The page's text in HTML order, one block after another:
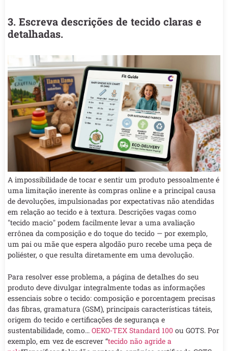
3. Escreva descrições de tecido claras e
detalhadas.
A impossibilidade de tocar e sentir um produto pessoalmente é
uma limitação inerente às compras online e a principal causa
de devoluções, impulsionadas por expectativas não atendidas
em relação ao tecido e à textura. Descrições vagas como
"tecido macio" podem facilmente levar a uma avaliação
errônea da composição e do toque do tecido — por exemplo,
um pai ou mãe que espera algodão puro recebe uma peça de
poliéster, o que resulta diretamente em uma devolução.
Para resolver esse problema, a página de detalhes do seu
produto deve divulgar integralmente todas as informações
essenciais sobre o tecido: composição e porcentagem precisas
das fibras, gramatura (GSM), principais características táteis,
origem do tecido e certificações de segurança e
sustentabilidade, como... OEKO-TEX Standard 100 ou GOTS. Por
exemplo, em vez de escrever “tecido não agride a